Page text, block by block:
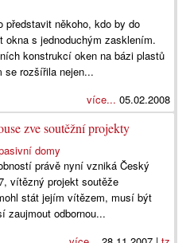
představit někoho, kdo by do
okna s jednoduchým zasklením.
konstrukcí oken na bázi plastů
rozšířila nejen...
více... 05.02.2008
zve soutěžní projekty
domy
právě nyní vzniká Český
vítězný projekt soutěže
stát jejím vítězem, musí být
zaujmout odbornou...